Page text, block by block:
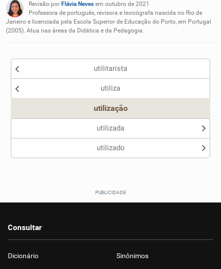
Nenhum dos sinônimos apresentados me ajudou
Outro
Revisão por Flávia Neves em outubro de 2021
Professora de português, revisora e lexicógrafa nascida no Rio de
Janeiro e licenciada pela Escola Superior de Educação do Porto, em Portugal
(2005). Atua nas áreas da Didática e da Pedagogia.
utilitarista
utiliza
utilização
utilizada
utilizado
Consultar
Dicionário Sinônimos